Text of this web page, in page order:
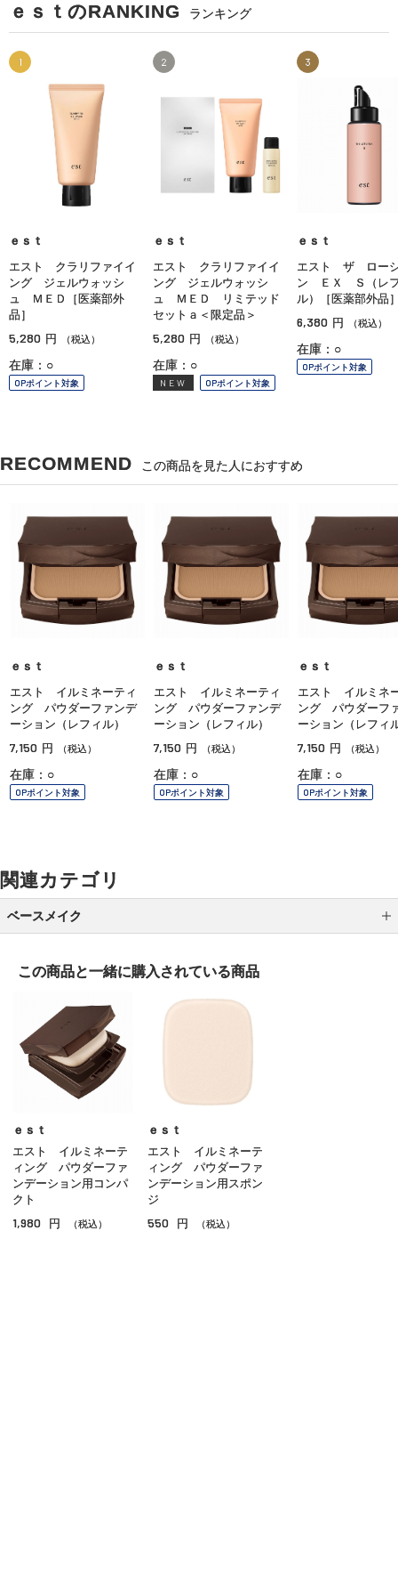
ｅｓｔのRANKING ランキング
1
ｅｓｔ
エスト クラリファイイ
ング ジェルウォッシ
ュ ＭＥＤ［医薬部外
品］
5,280 円 （税込）
在庫：○
OPポイント対象
2
ｅｓｔ
エスト クラリファイイ
ング ジェルウォッシ
ュ ＭＥＤ リミテッド
セットａ＜限定品＞
5,280 円 （税込）
在庫：○
NEW OPポイント対象
3
ｅｓｔ
エスト ザ ロー
ン ＥＸ Ｓ（レ
ル）［医薬部外品
6,380 円 （税込）
在庫：○
OPポイント対象
RECOMMEND この商品を見た人におすすめ
ｅｓｔ
エスト イルミネーティ
ング パウダーファンデ
ーション（レフィル）
7,150 円 （税込）
在庫：○
OPポイント対象
ｅｓｔ
エスト イルミネーティ
ング パウダーファンデ
ーション（レフィル）
7,150 円 （税込）
在庫：○
OPポイント対象
ｅｓｔ
エスト イルミネ
ング パウダーフ
ーション（レフィ
7,150 円 （税込）
在庫：○
OPポイント対象
関連カテゴリ
ベースメイク
クッションファンデーション
クリームファンデーション
リキッドファンデーション
パウダー
ＢＢ／ＣＣクリーム
コンシーラー
その他ベースメイク
この商品と一緒に購入されている商品
ｅｓｔ
エスト イルミネーテ
ィング パウダーファ
ンデーション用コンパ
クト
1,980 円 （税込）
ｅｓｔ
エスト イルミネーテ
ィング パウダーファ
ンデーション用スポン
ジ
550 円 （税込）